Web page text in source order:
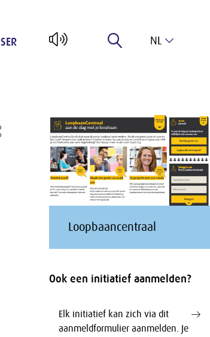
SER NL
Loopbaancentraal
Ook een initiatief aanmelden?
Elk initiatief kan zich via dit
aanmeldformulier aanmelden. Je